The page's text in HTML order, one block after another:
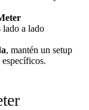
lado a lado
, mantén un setup